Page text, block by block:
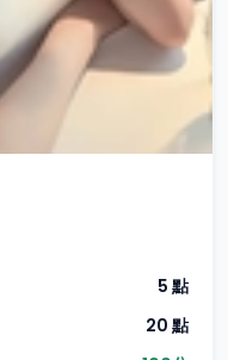
5 點
20 點